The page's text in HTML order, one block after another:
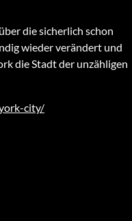
die sicherlich schon
wieder verändert und
die Stadt der unzähligen
city/